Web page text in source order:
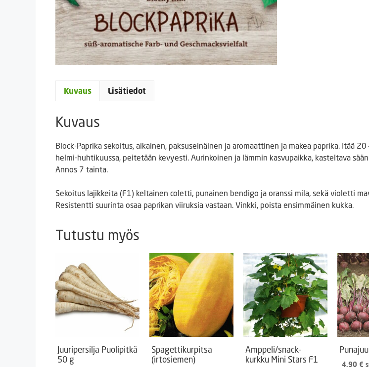
Kuvaus Lisätiedot
Kuvaus
Block-Paprika sekoitus, aikainen, paksuseinäinen ja aromaattinen ja makea paprika. Itää
helmi-huhtikuussa, peitetään kevyesti. Aurinkoinen ja lämmin kasvupaikka, kasteltava
Annos 7 tainta.
Sekoitus lajikkeita (F1) keltainen coletti, punainen bendigo ja oranssi mila, sekä violetti
Resistentti suurinta osaa paprikan viiruksia vastaan. Vinkki, poista ensimmäinen kukka.
Tutustu myös
Juuripersilja Puolipitkä
50 g
Spagettikurpitsa
(irtosiemen)
Amppeli/snack-
kurkku Mini Stars F1
4,90 €